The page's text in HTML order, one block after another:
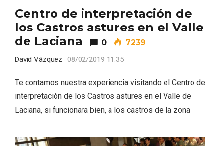
Centro de interpretación de
los Castros astures en el Valle
de Laciana
0 7239
David Vázquez 08/02/2019 11:35
Te contamos nuestra experiencia visitando el Centro de
interpretación de los Castros astures en el Valle de
Laciana, si funcionara bien, a los castros de la zona